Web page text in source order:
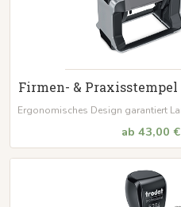
Firmen- &
Ergonomisches Design garantiert
CO₂-
ab 43,00 €